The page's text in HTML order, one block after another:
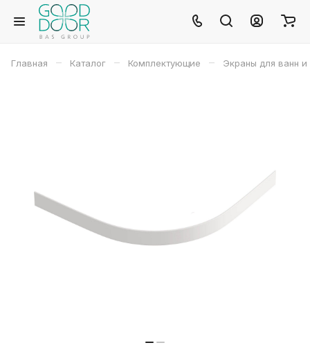
Главная – Каталог – Комплектующие – Экраны для ванн и